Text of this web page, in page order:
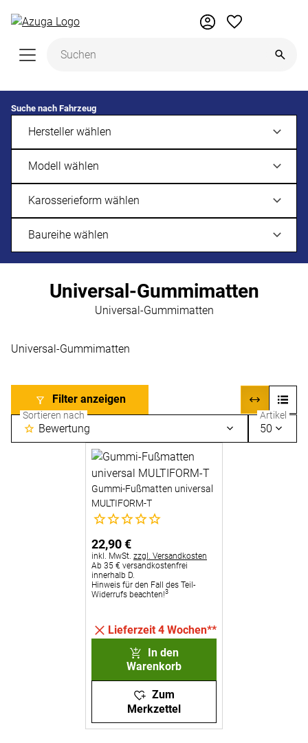
Suche nach Fahrzeug
Universal-Gummimatten
Universal-Gummimatten
Universal-Gummimatten
Filter anzeigen
Sortieren nach
Bewertung
Artikel
50
Gummi-Fußmatten universal
MULTIFORM-T
Noch keine Bewertungen abgegeben
22,90€
Steuerhinweis:
inkl. MwSt. zzgl. Versandkosten
Ab 35 € versandkostenfrei
innerhalb D.
Hinweis für den Fall des Teil-
Widerrufs beachten!3
Lieferzeit 4 Wochen**
In den
Warenkorb
Zum
Merkzettel